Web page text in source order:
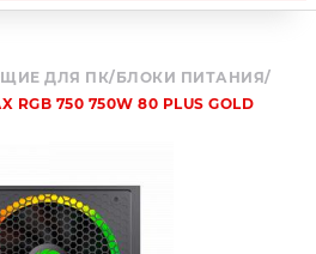
ДЛЯ ПК/БЛОКИ ПИТАНИЯ/
750 750W 80 PLUS GOLD